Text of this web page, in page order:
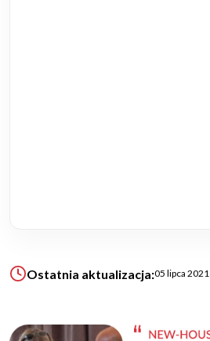
Ogrody
KALKULATOR BUDOWY
Ostatnia aktualizacja:05 lipca 2021